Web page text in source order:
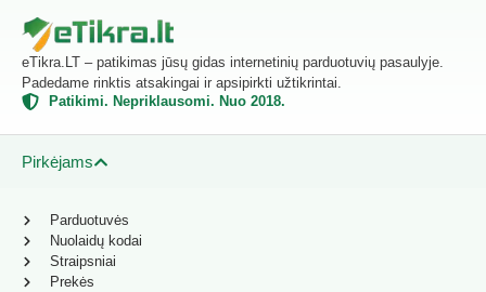
eTikra.LT – patikimas jūsų gidas internetinių parduotuvių pasaulyje.
Padedame rinktis atsakingai ir apsipirkti užtikrintai.
Patikimi. Nepriklausomi. Nuo 2018.
Pirkėjams
Parduotuvės
Nuolaidų kodai
Straipsniai
Prekės